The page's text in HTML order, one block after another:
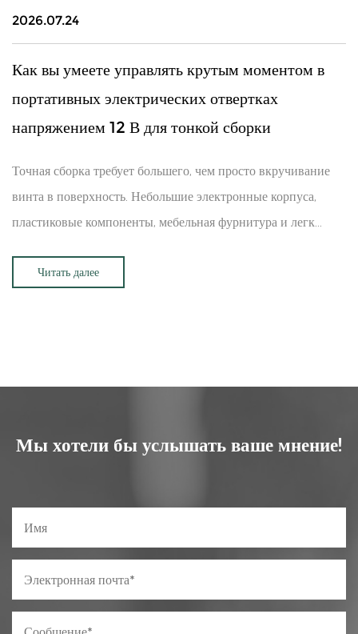
2026.07.24
Как вы умеете управлять крутым моментом в
портативных электрических отвертках
напряжением 12 В для тонкой сборки
Точная сборка требует большего, чем просто вкручивание
винта в поверхность. Небольшие электронные корпуса,
пластиковые компоненты, мебельная фурнитура и легк...
Читать далее
Мы хотели бы услышать ваше мнение!